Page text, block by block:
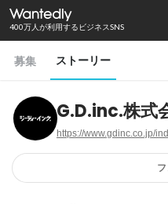
400万人が利用するビジネスSNS
募集 ストーリー
G.D.inc.株式
https://www.gdinc.co.jp/